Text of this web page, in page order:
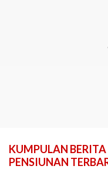
KUMPULAN
PENSIUNAN